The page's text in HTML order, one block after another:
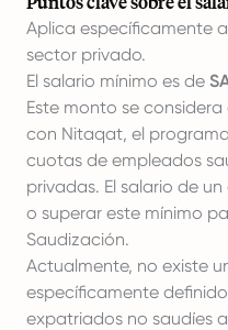
Aplica específicamente a
sector privado.
El salario mínimo es de
Este monto se
con Nitaqat, el
cuotas de empleados
privadas. El salario de
o superar este mínimo
Saudización.
Actualmente, no existe
específicamente
expatriados no saudíes